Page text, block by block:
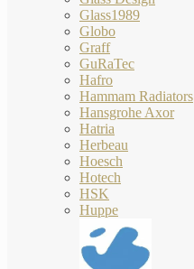
Glass1989
Globo
Graff
GuRaTec
Hafro
Hammam Radiators
Hansgrohe Axor
Hatria
Herbeau
Hoesch
Hotech
HSK
Huppe